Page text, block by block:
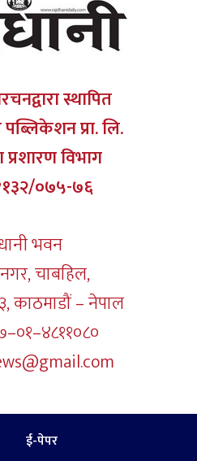
स्थापित
प्रा. लि.
विभाग
०७५-७६
भवन
चाबहिल,
काठमाडौं – नेपाल
ई-पेपर